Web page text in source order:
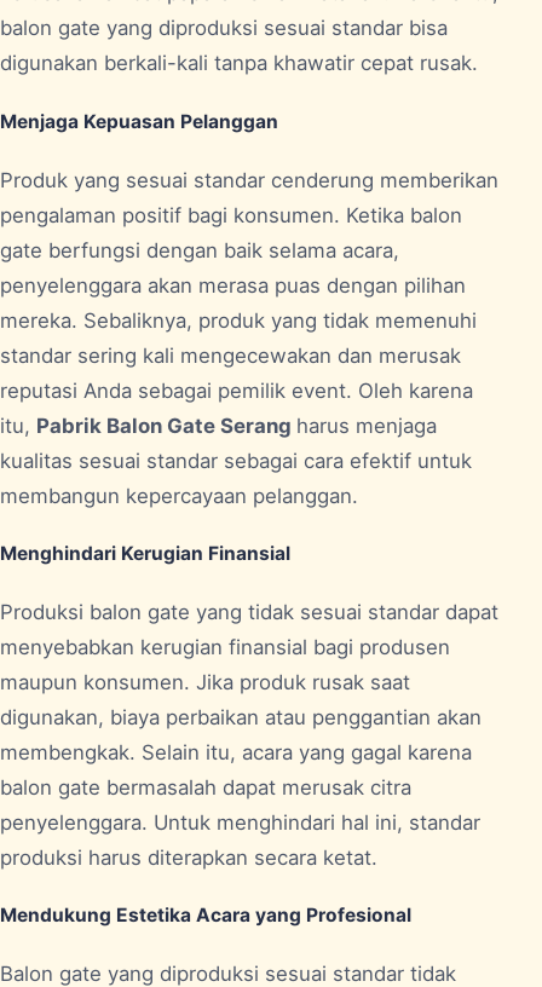
balon gate yang diproduksi sesuai standar bisa
digunakan berkali-kali tanpa khawatir cepat rusak.
Menjaga Kepuasan Pelanggan
Produk yang sesuai standar cenderung memberikan
pengalaman positif bagi konsumen. Ketika balon
gate berfungsi dengan baik selama acara,
penyelenggara akan merasa puas dengan pilihan
mereka. Sebaliknya, produk yang tidak memenuhi
standar sering kali mengecewakan dan merusak
reputasi Anda sebagai pemilik event. Oleh karena
itu, Pabrik Balon Gate Serang harus menjaga
kualitas sesuai standar sebagai cara efektif untuk
membangun kepercayaan pelanggan.
Menghindari Kerugian Finansial
Produksi balon gate yang tidak sesuai standar dapat
menyebabkan kerugian finansial bagi produsen
maupun konsumen. Jika produk rusak saat
digunakan, biaya perbaikan atau penggantian akan
membengkak. Selain itu, acara yang gagal karena
balon gate bermasalah dapat merusak citra
penyelenggara. Untuk menghindari hal ini, standar
produksi harus diterapkan secara ketat.
Mendukung Estetika Acara yang Profesional
Balon gate yang diproduksi sesuai standar tidak